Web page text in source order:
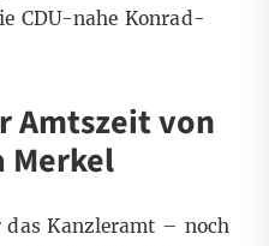
CDU-nahe Konrad-
Amtszeit von
Merkel
Kanzleramt – noch